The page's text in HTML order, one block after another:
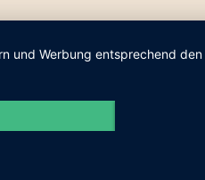
und Werbung entsprechend